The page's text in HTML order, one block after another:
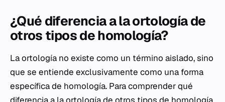
¿Qué diferencia a la ortología de
otros tipos de homología?
La ortología no existe como un término aislado, sino
que se entiende exclusivamente como una forma
específica de homología. Para comprender qué